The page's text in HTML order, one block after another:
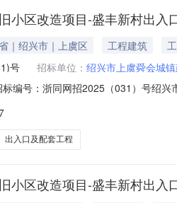
小区改造项目-盛丰新村出
｜绍兴市｜上虞区 工程建筑
号 招标单位： 绍兴市上虞舜会城
编号：浙同网招2025（031）号绍
及编号第一中标候选人浙江伟正建
出入口及配套工程
小区改造项目-盛丰新村出入